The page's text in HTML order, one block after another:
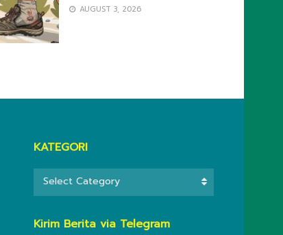
AUGUST 3, 2026
KATEGORI
KATEGORI
Select Category
Kirim Berita via Telegram